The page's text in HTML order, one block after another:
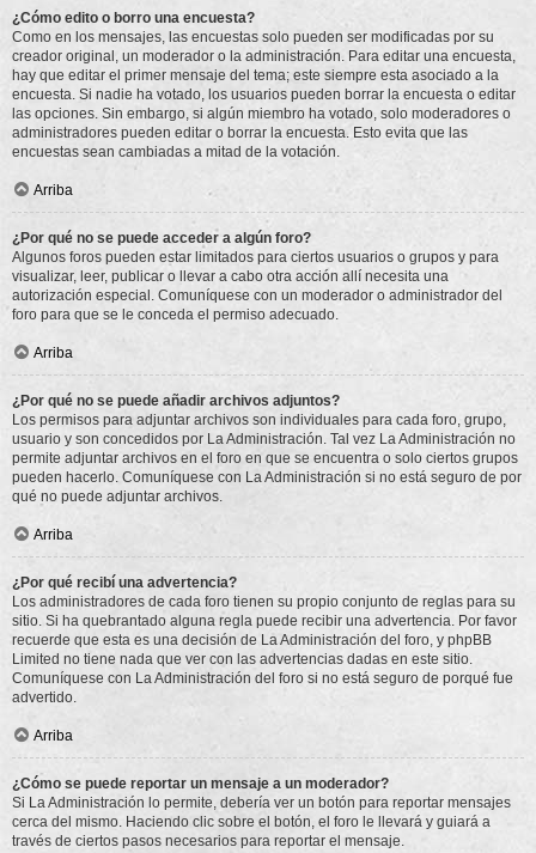
¿Cómo edito o borro una encuesta?
Como en los mensajes, las encuestas solo pueden ser modificadas por su
creador original, un moderador o la administración. Para editar una encuesta,
hay que editar el primer mensaje del tema; este siempre esta asociado a la
encuesta. Si nadie ha votado, los usuarios pueden borrar la encuesta o editar
las opciones. Sin embargo, si algún miembro ha votado, solo moderadores o
administradores pueden editar o borrar la encuesta. Esto evita que las
encuestas sean cambiadas a mitad de la votación.
Arriba
¿Por qué no se puede acceder a algún foro?
Algunos foros pueden estar limitados para ciertos usuarios o grupos y para
visualizar, leer, publicar o llevar a cabo otra acción allí necesita una
autorización especial. Comuníquese con un moderador o administrador del
foro para que se le conceda el permiso adecuado.
Arriba
¿Por qué no se puede añadir archivos adjuntos?
Los permisos para adjuntar archivos son individuales para cada foro, grupo,
usuario y son concedidos por La Administración. Tal vez La Administración no
permite adjuntar archivos en el foro en que se encuentra o solo ciertos grupos
pueden hacerlo. Comuníquese con La Administración si no está seguro de por
qué no puede adjuntar archivos.
Arriba
¿Por qué recibí una advertencia?
Los administradores de cada foro tienen su propio conjunto de reglas para su
sitio. Si ha quebrantado alguna regla puede recibir una advertencia. Por favor
recuerde que esta es una decisión de La Administración del foro, y phpBB
Limited no tiene nada que ver con las advertencias dadas en este sitio.
Comuníquese con La Administración del foro si no está seguro de porqué fue
advertido.
Arriba
¿Cómo se puede reportar un mensaje a un moderador?
Si La Administración lo permite, debería ver un botón para reportar mensajes
cerca del mismo. Haciendo clic sobre el botón, el foro le llevará y guiará a
través de ciertos pasos necesarios para reportar el mensaje.